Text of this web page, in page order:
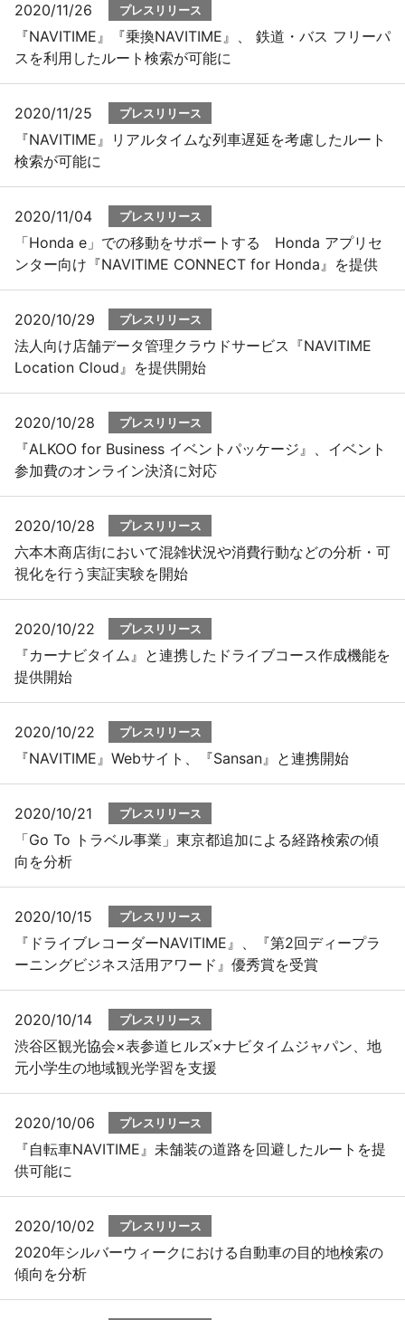
2020/11/26 プレスリリース
『NAVITIME』『乗換NAVITIME』、 鉄道・バス フリーパ
スを利用したルート検索が可能に
2020/11/25 プレスリリース
『NAVITIME』リアルタイムな列車遅延を考慮したルート
検索が可能に
2020/11/04 プレスリリース
「Honda e」での移動をサポートする Honda アプリセ
ンター向け『NAVITIME CONNECT for Honda』を提供
2020/10/29 プレスリリース
法人向け店舗データ管理クラウドサービス『NAVITIME
Location Cloud』を提供開始
2020/10/28 プレスリリース
『ALKOO for Business イベントパッケージ』、イベント
参加費のオンライン決済に対応
2020/10/28 プレスリリース
六本木商店街において混雑状況や消費行動などの分析・可
視化を行う実証実験を開始
2020/10/22 プレスリリース
『カーナビタイム』と連携したドライブコース作成機能を
提供開始
2020/10/22 プレスリリース
『NAVITIME』Webサイト、『Sansan』と連携開始
2020/10/21 プレスリリース
「Go To トラベル事業」東京都追加による経路検索の傾
向を分析
2020/10/15 プレスリリース
『ドライブレコーダーNAVITIME』、『第2回ディープラ
ーニングビジネス活用アワード』優秀賞を受賞
2020/10/14 プレスリリース
渋谷区観光協会×表参道ヒルズ×ナビタイムジャパン、地
元小学生の地域観光学習を支援
2020/10/06 プレスリリース
『自転車NAVITIME』未舗装の道路を回避したルートを提
供可能に
2020/10/02 プレスリリース
2020年シルバーウィークにおける自動車の目的地検索の
傾向を分析